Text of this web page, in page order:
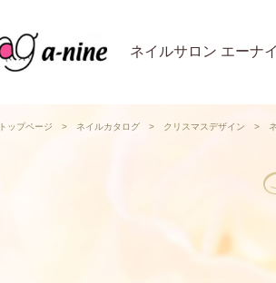
ネイルサロン エーナ
トップページ > ネイルカタログ > クリスマスデザイン >